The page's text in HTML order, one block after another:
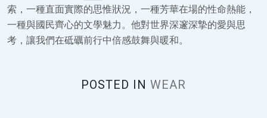
索，一種直面實際的思惟狀況，一種芳華在場的性命熱能，
一種與國民齊心的文學魅力。他對世界深邃深摯的愛與思
考，讓我們在砥礪前行中倍感鼓舞與暖和。
POSTED IN WEAR